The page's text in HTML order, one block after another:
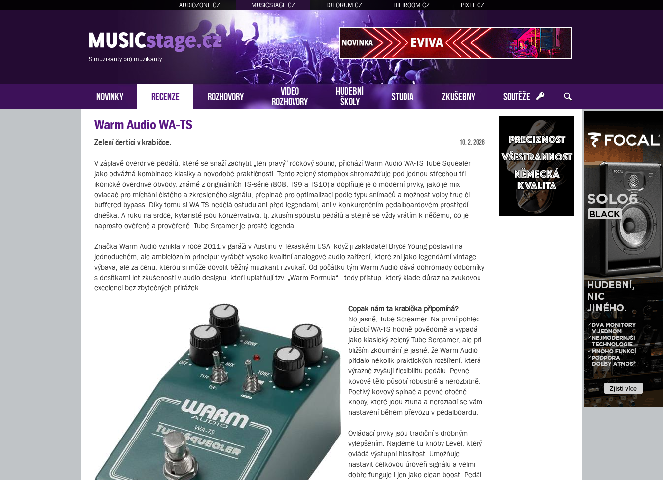
AUDIOZONE.CZ MUSICSTAGE.CZ DJFORUM.CZ HIFIROOM.CZ PIXEL.CZ
S muzikanty pro muzikanty
NOVINKY RECENZE ROZHOVORY
VIDEO
ROZHOVORY
HUDEBNÍ
ŠKOLY
STUDIA ZKUŠEBNY SOUTĚŽE
Warm Audio WA‑TS
Zelení čertíci v krabičce. 10. 2. 2026
V záplavě overdrive pedálů, které se snaží zachytit „ten pravý“ rockový sound, přichází Warm Audio WA-TS Tube Squealer
jako odvážná kombinace klasiky a novodobé praktičnosti. Tento zelený stompbox shromažďuje pod jednou střechou tři
ikonické overdrive obvody, známé z originálních TS-série (808, TS9 a TS10) a doplňuje je o moderní prvky, jako je mix
ovladač pro míchání čistého a zkresleného signálu, přepínač pro optimalizaci podle typu snímačů a možnost volby true či
buffered bypass. Díky tomu si WA-TS nedělá ostudu ani před legendami, ani v konkurenčním pedalboardovém prostředí
dneška. A ruku na srdce, kytaristé jsou konzervativci, tj. zkusím spoustu pedálů a stejně se vždy vrátím k něčemu, co je
naprosto ověřené a prověřené. Tube Sreamer je prostě legenda.
Značka Warm Audio vznikla v roce 2011 v garáži v Austinu v Texaském USA, když ji zakladatel Bryce Young postavil na
jednoduchém, ale ambiciózním principu: vyrábět vysoko kvalitní analogové audio zařízení, které zní jako legendární vintage
výbava, ale za cenu, kterou si může dovolit běžný muzikant i zvukař. Od počátku tým Warm Audio dává dohromady odborníky
s desítkami let zkušeností v audio designu, kteří uplatňují tzv. „Warm Formula“ - tedy přístup, který klade důraz na zvukovou
excelenci bez zbytečných přirážek.
Copak nám ta krabička připomíná?
No jasně, Tube Screamer. Na první pohled
působí WA-TS hodně povědomě a vypadá
jako klasický zelený Tube Screamer, ale při
bližším zkoumání je jasné, že Warm Audio
přidalo několik praktických rozšíření, která
výrazně zvyšují flexibilitu pedálu. Pevné
kovové tělo působí robustně a nerozbitně.
Poctivý kovový spínač a pevné otočné
knoby, které jdou ztuha a nerozladí se vám
nastavení během převozu v pedalboardu.
Ovládací prvky jsou tradiční s drobným
vylepšením. Najdeme tu knoby Level, který
ovládá výstupní hlasitost. Umožňuje
nastavit celkovou úroveň signálu a velmi
dobře funguje i jen jako clean boost. Pedál